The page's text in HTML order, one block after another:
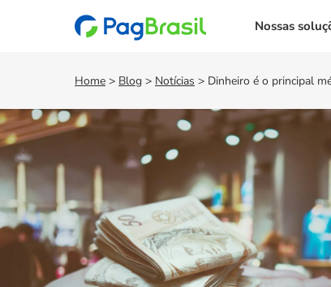
Nossas
Home > Blog > Notícias > Dinheiro é o principal